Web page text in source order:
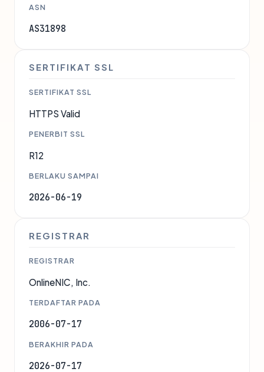
ASN
AS31898
SERTIFIKAT SSL
SERTIFIKAT SSL
HTTPS Valid
PENERBIT SSL
R12
BERLAKU SAMPAI
2026-06-19
REGISTRAR
REGISTRAR
OnlineNIC, Inc.
TERDAFTAR PADA
2006-07-17
BERAKHIR PADA
2026-07-17